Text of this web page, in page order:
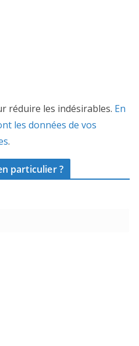
réduire les indésirables. En
les données de vos
.
particulier ?